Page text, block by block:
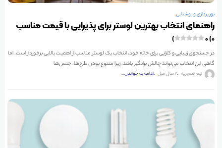
نورپردازی و روشنایی
راهنمای انتخاب بهترین لوستر برای پذیرایی با قیمت مناسب
۰ (۰)
در جستجوی زیبایی و کارایی برای خانه خود، انتخاب یک لوستر مناسب از اهمیت بالایی برخوردار است. اما
گاهی این انتخاب می‌تواند چالش برانگیز باشد، زیرا متنوع بودن طرح‌ها، جنس‌ها
تیم تحریریه 2 سال قبل ادامه به خواندن...